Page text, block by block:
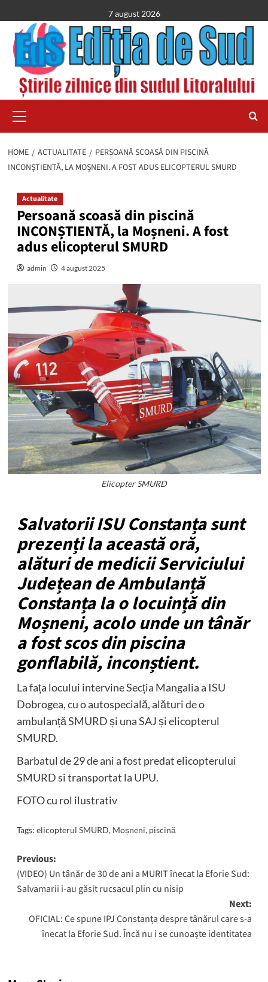
to
content
7 august 2026
Menu
HOME ACTUALITATE
PERSOANĂ SCOASĂ DIN PISCINĂ
INCONȘTIENTĂ, LA MOȘNENI. A FOST ADUS ELICOPTERUL SMURD
Actualitate
Persoană scoasă din piscină
INCONȘTIENTĂ, la Moșneni. A fost
adus elicopterul SMURD
admin 4 august 2025
Elicopter SMURD
Salvatorii ISU Constanța sunt
prezenți la această oră,
alături de medicii Serviciului
Județean de Ambulanță
Constanța la o locuință din
Moșneni, acolo unde un tânăr
a fost scos din piscina
gonflabilă, inconștient.
La fața locului intervine Secția Mangalia a ISU
Dobrogea, cu o autospecială, alături de o
ambulanță SMURD și una SAJ și elicopterul
SMURD.
Barbatul de 29 de ani a fost predat elicopterului
SMURD si transportat la UPU.
FOTO cu rol ilustrativ
Tags: elicopterul SMURD, Moșneni, piscină
Post
navigation
Previous:
(VIDEO) Un tânăr de 30 de ani a MURIT înecat la Eforie Sud:
Salvamarii i-au găsit rucsacul plin cu nisip
Next:
OFICIAL: Ce spune IPJ Constanța despre tânărul care s-a
înecat la Eforie Sud. Încă nu i se cunoaște identitatea